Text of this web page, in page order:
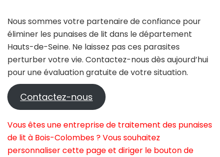
Nous sommes votre partenaire de confiance pour
éliminer les punaises de lit dans le département
Hauts-de-Seine. Ne laissez pas ces parasites
perturber votre vie. Contactez-nous dès aujourd’hui
pour une évaluation gratuite de votre situation.
Contactez-nous
Vous êtes une entreprise de traitement des punaises
de lit à Bois-Colombes ? Vous souhaitez
personnaliser cette page et diriger le bouton de